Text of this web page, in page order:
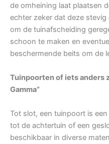
de omheining laat plaatsen
echter zeker dat deze
om de tuinafscheiding
schoon te maken en
beschermende beits om de
Tuinpoorten of iets anders
Gamma”
Tot slot, een tuinpoort is
tot de achtertuin of een
beschikbaar in diverse